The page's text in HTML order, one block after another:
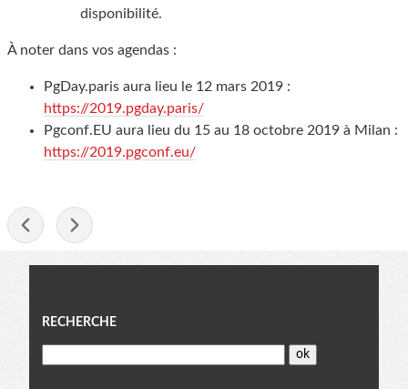
disponibilité.
À noter dans vos agendas :
PgDay.paris aura lieu le 12 mars 2019 :
https://2019.pgday.paris/
Pgconf.EU aura lieu du 15 au 18 octobre 2019 à Milan :
https://2019.pgconf.eu/
Menu
RECHERCHE